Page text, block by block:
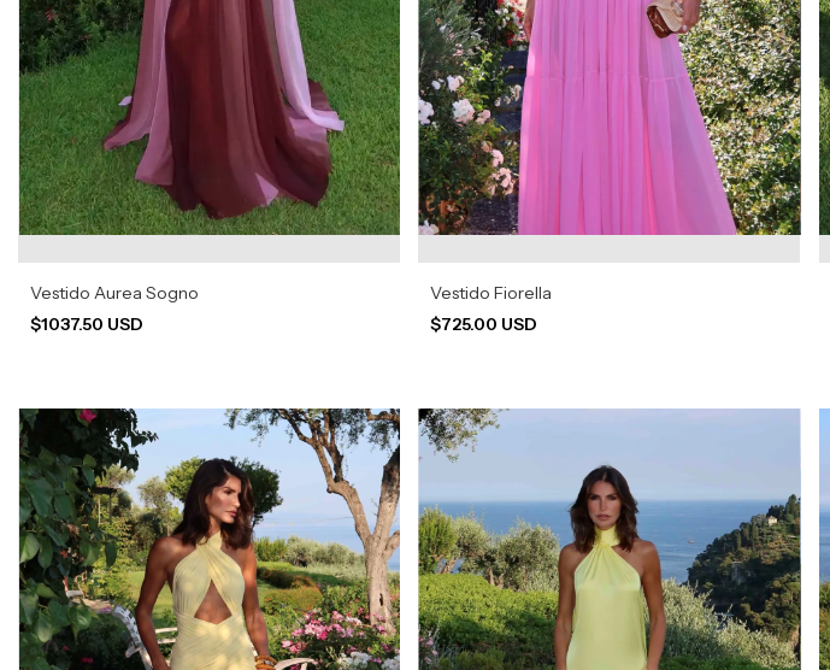
Vestido Aurea Sogno
$1037.50 USD
Vestido Fiorella
$725.00 USD